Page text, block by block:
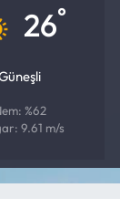
26°
%62
9.61 m/s